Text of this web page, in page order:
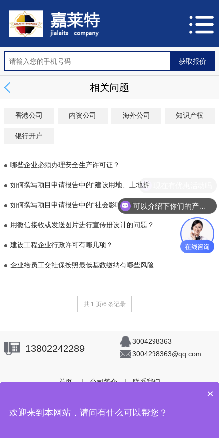
相关问题
香港公司 内资公司 海外公司 知识产权
银行开户
哪些企业必须办理安全生产许可证？
如何撰写项目申请报告中的“建设用地、土地拆
如何撰写项目申请报告中的“社会影响分析”？
用微信接收或发送图片进行宣传册设计的问题？
建设工程企业行政许可有哪几项？
企业给员工交社保按照最低基数缴纳有哪些风险
共 1 页/6 条记录
13802242289
3004298363
3004298363@qq.com
首页|公司简介|联系我们
Copyright © 2002-2019 深圳嘉莱特企业管理咨询有限公司 版权所有
可以介绍下你们的产品么
×
欢迎来到本网站，请问有什么可以帮您？